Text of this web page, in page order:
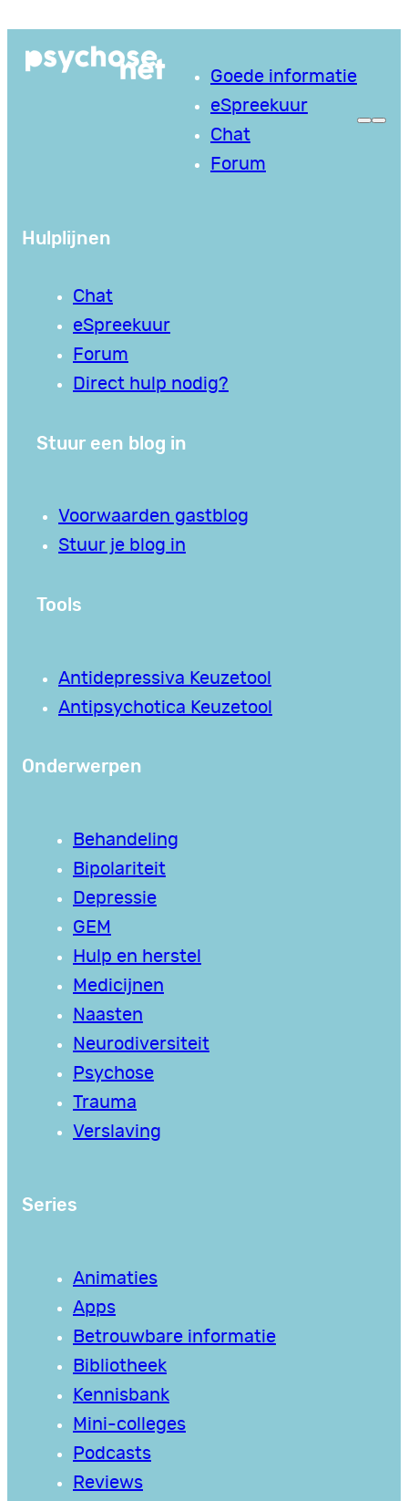
naar
Goede informatie
eSpreekuur
Chat
Forum
Hulplijnen
Chat
eSpreekuur
Forum
Direct hulp nodig?
Stuur een blog in
Voorwaarden gastblog
Stuur je blog in
Tools
Antidepressiva Keuzetool
Antipsychotica Keuzetool
Onderwerpen
Behandeling
Bipolariteit
Depressie
GEM
Hulp en herstel
Medicijnen
Naasten
Neurodiversiteit
Psychose
Trauma
Verslaving
Series
Animaties
Apps
Betrouwbare informatie
Bibliotheek
Kennisbank
Mini-colleges
Podcasts
Reviews